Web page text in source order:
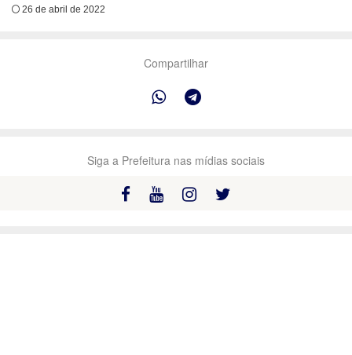
26 de abril de 2022
Compartilhar
Siga a Prefeitura nas mídias sociais